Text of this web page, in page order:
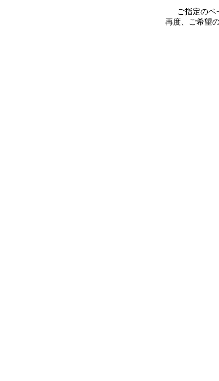
ご指定のペ
再度、ご希望